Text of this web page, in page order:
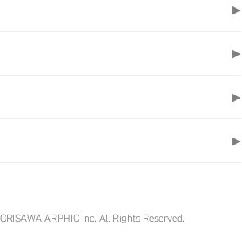
▶
▶
▶
▶
ARPHIC Inc. All Rights Reserved.